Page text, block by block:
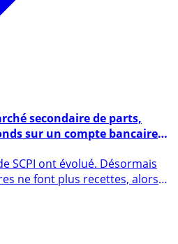
sur un compte bancaire
ne font plus recettes, alors